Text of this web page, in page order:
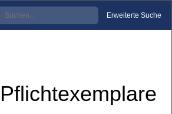
Erweiterte Suche